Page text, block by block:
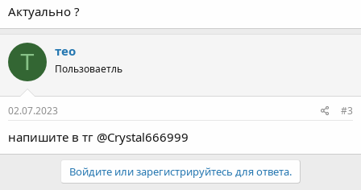
Актуально ?
Т тео
Пользоваетль
02.07.2023 #3
напишите в тг @Crystal666999
Войдите или зарегистрируйтесь для ответа.